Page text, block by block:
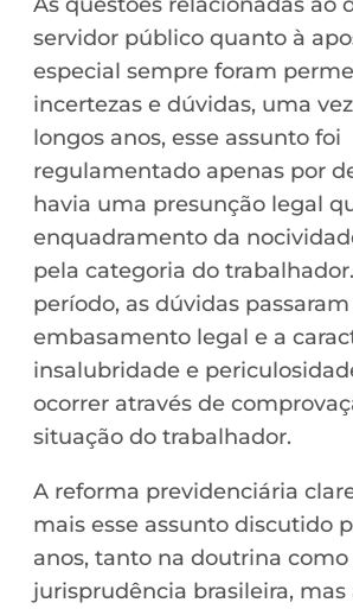
servidor público quanto à
especial sempre foram
incertezas e dúvidas, uma
longos anos, esse assunto foi
regulamentado apenas por
havia uma presunção legal
enquadramento da
pela categoria do
período, as dúvidas
embasamento legal e a
insalubridade e
ocorrer através de
situação do trabalhador.
A reforma previdenciária
mais esse assunto discutido
anos, tanto na doutrina como
jurisprudência brasileira,